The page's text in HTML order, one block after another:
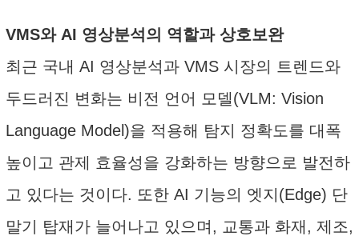
VMS와 AI 영상분석의 역할과 상호보완
최근 국내 AI 영상분석과 VMS 시장의 트렌드와
두드러진 변화는 비전 언어 모델(VLM: Vision
Language Model)을 적용해 탐지 정확도를 대폭
높이고 관제 효율성을 강화하는 방향으로 발전하
고 있다는 것이다. 또한 AI 기능의 엣지(Edge) 단
말기 탑재가 늘어나고 있으며, 교통과 화재, 제조,